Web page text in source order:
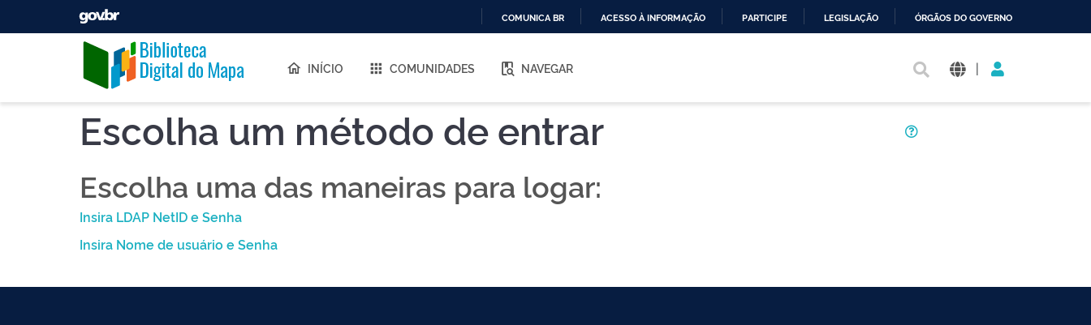
O
COMUNICA BR ACESSO À INFORMAÇÃO PARTICIPE LEGISLAÇÃO ÓRGÃOS DO GOVERNO
Skip navigation
INÍCIO COMUNIDADES NAVEGAR |
Escolha um método de entrar
Escolha uma das maneiras para logar:
Insira LDAP NetID e Senha
Insira Nome de usuário e Senha